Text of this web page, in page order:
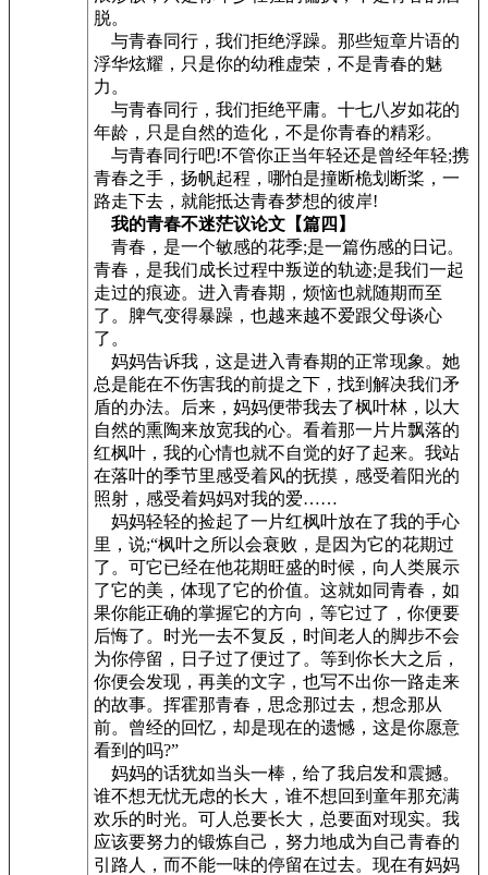
脱。
与青春同行，我们拒绝浮躁。那些短章片语的
浮华炫耀，只是你的幼稚虚荣，不是青春的魅
力。
与青春同行，我们拒绝平庸。十七八岁如花的
年龄，只是自然的造化，不是你青春的精彩。
与青春同行吧!不管你正当年轻还是曾经年轻;携
青春之手，扬帆起程，哪怕是撞断桅划断桨，一
路走下去，就能抵达青春梦想的彼岸!
我的青春不迷茫议论文【篇四】
青春，是一个敏感的花季;是一篇伤感的日记。
青春，是我们成长过程中叛逆的轨迹;是我们一起
走过的痕迹。进入青春期，烦恼也就随期而至
了。脾气变得暴躁，也越来越不爱跟父母谈心
了。
妈妈告诉我，这是进入青春期的正常现象。她
总是能在不伤害我的前提之下，找到解决我们矛
盾的办法。后来，妈妈便带我去了枫叶林，以大
自然的熏陶来放宽我的心。看着那一片片飘落的
红枫叶，我的心情也就不自觉的好了起来。我站
在落叶的季节里感受着风的抚摸，感受着阳光的
照射，感受着妈妈对我的爱……
妈妈轻轻的捡起了一片红枫叶放在了我的手心
里，说;“枫叶之所以会衰败，是因为它的花期过
了。可它已经在他花期旺盛的时候，向人类展示
了它的美，体现了它的价值。这就如同青春，如
果你能正确的掌握它的方向，等它过了，你便要
后悔了。时光一去不复反，时间老人的脚步不会
为你停留，日子过了便过了。等到你长大之后，
你便会发现，再美的文字，也写不出你一路走来
的故事。挥霍那青春，思念那过去，想念那从
前。曾经的回忆，却是现在的遗憾，这是你愿意
看到的吗?”
妈妈的话犹如当头一棒，给了我启发和震撼。
谁不想无忧无虑的长大，谁不想回到童年那充满
欢乐的时光。可人总要长大，总要面对现实。我
应该要努力的锻炼自己，努力地成为自己青春的
引路人，而不能一味的停留在过去。现在有妈妈